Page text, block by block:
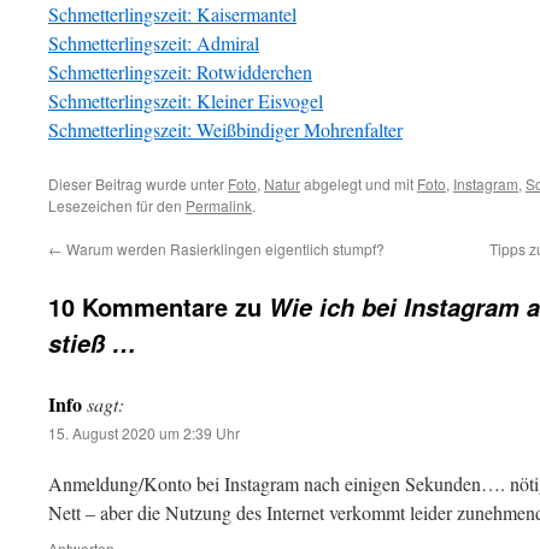
Schmetterlingszeit: Kaisermantel
Schmetterlingszeit: Admiral
Schmetterlingszeit: Rotwidderchen
Schmetterlingszeit: Kleiner Eisvogel
Schmetterlingszeit: Weißbindiger Mohrenfalter
Dieser Beitrag wurde unter Foto, Naturabgelegt und mit Foto, Instagram,
Lesezeichen für den Permalink.
← Warum werden Rasierklingen eigentlich stumpf? Tipps
10 Kommentare zu Wie ich bei Instagram
stieß …
Infosagt:
15. August 2020 um 2:39 Uhr
Anmeldung/Konto bei Instagram nach einigen Sekunden….
Nett – aber die Nutzung des Internet verkommt leider